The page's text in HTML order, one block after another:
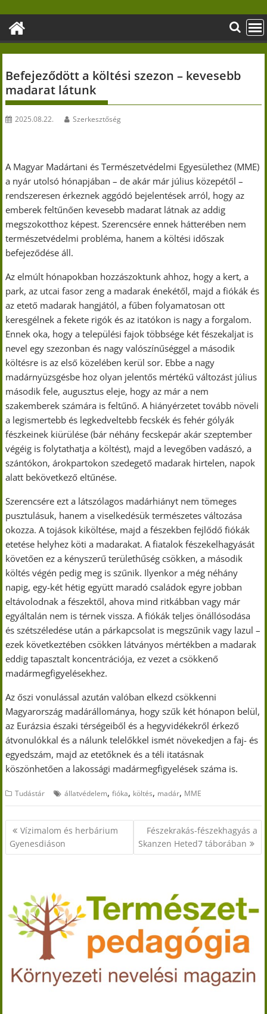
content
Befejeződött a költési szezon – kevesebb
madarat látunk
2025.08.22. Szerkesztőség
A Magyar Madártani és Természetvédelmi Egyesülethez (MME)
a nyár utolsó hónapjában – de akár már július közepétől –
rendszeresen érkeznek aggódó bejelentések arról, hogy az
emberek feltűnően kevesebb madarat látnak az addig
megszokotthoz képest. Szerencsére ennek hátterében nem
természetvédelmi probléma, hanem a költési időszak
befejeződése áll.
Az elmúlt hónapokban hozzászoktunk ahhoz, hogy a kert, a
park, az utcai fasor zeng a madarak énekétől, majd a fiókák és
az etető madarak hangjától, a fűben folyamatosan ott
keresgélnek a fekete rigók és az itatókon is nagy a forgalom.
Ennek oka, hogy a települési fajok többsége két fészekaljat is
nevel egy szezonban és nagy valószínűséggel a második
költésre is az első közelében kerül sor. Ebbe a nagy
madárnyüzsgésbe hoz olyan jelentős mértékű változást július
második fele, augusztus eleje, hogy az már a nem
szakemberek számára is feltűnő. A hiányérzetet tovább növeli
a legismertebb és legkedveltebb fecskék és fehér gólyák
fészkeinek kiürülése (bár néhány fecskepár akár szeptember
végéig is folytathatja a költést), majd a levegőben vadászó, a
szántókon, árokpartokon szedegető madarak hirtelen, napok
alatt bekövetkező eltűnése.
Szerencsére ezt a látszólagos madárhiányt nem tömeges
pusztulásuk, hanem a viselkedésük természetes változása
okozza. A tojások kiköltése, majd a fészekben fejlődő fiókák
etetése helyhez köti a madarakat. A fiatalok fészekelhagyását
követően ez a kényszerű területhűség csökken, a második
költés végén pedig meg is szűnik. Ilyenkor a még néhány
napig, egy-két hétig együtt maradó családok egyre jobban
eltávolodnak a fészektől, ahova mind ritkábban vagy már
egyáltalán nem is térnek vissza. A fiókák teljes önállósodása
és szétszéledése után a párkapcsolat is megszűnik vagy lazul –
ezek következtében csökken látványos mértékben a madarak
eddig tapasztalt koncentrációja, ez vezet a csökkenő
madármegfigyelésekhez.
Az őszi vonulással azután valóban elkezd csökkenni
Magyarország madárállománya, hogy szűk két hónapon belül,
az Eurázsia északi térségeiből és a hegyvidékekről érkező
átvonulókkal és a nálunk telelőkkel ismét növekedjen a faj- és
egyedszám, majd az etetőknek és a téli itatásnak
köszönhetően a lakossági madármegfigyelések száma is.
Tudástár állatvédelem,fióka, költés, madár, MME
Bejegyzés
navigáció
Vízimalom és herbárium
Gyenesdiáson
Fészekrakás-fészekhagyás a
Skanzen Heted7 táborában